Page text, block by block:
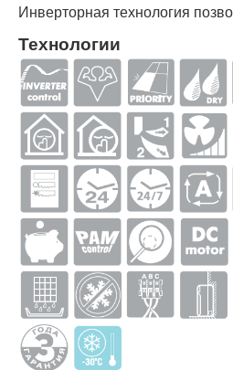
Инверторная технология
Технологии